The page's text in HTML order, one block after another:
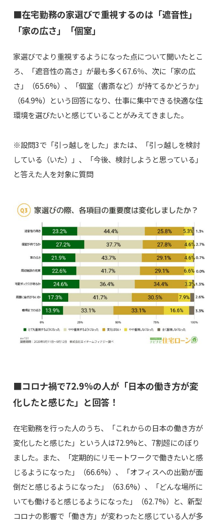
■在宅勤務の家選びで重視するのは「遮音性」
「家の広さ」「個室」
家選びでより重視するようになった点について聞いたとこ
ろ、「遮音性の高さ」が最も多く67.6％、次に「家の広
さ」（65.6%）、「個室（書斎など）が持てるかどうか」
（64.9%）という回答になり、仕事に集中できる快適な住
環境を選びたいと感じていることがみえてきました。
※設問3で「引っ越しをした」または、「引っ越しを検討
している（いた）」、「今後、検討しようと思っている」
と答えた人を対象に質問
■コロナ禍で72.9%の人が「日本の働き方が変
化したと感じた」と回答！
在宅勤務を行った人のうち、「これからの日本の働き方が
変化したと感じた」という人は72.9%と、7割超にのぼり
ました。また、「定期的にリモートワークで働きたいと感
じるようになった」（66.6%）、「オフィスへの出勤が面
倒だと感じるようになった」（63.6%）、「どんな場所に
いても働けると感じるようになった」（62.7%）と、新型
コロナの影響で「働き方」が変わったと感じている人が多